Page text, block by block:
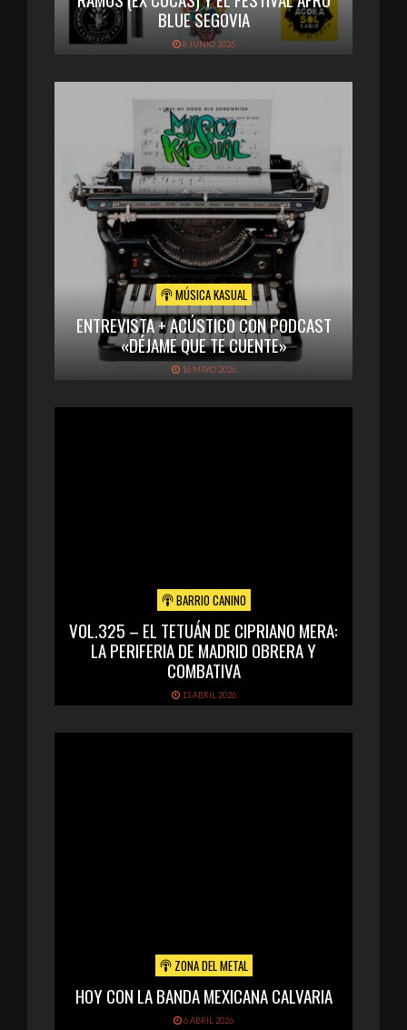
BLUE SEGOVIA
8 JUNIO 2026
MÚSICA KASUAL
ENTREVISTA + ACÚSTICO CON PODCAST
«DÉJAME QUE TE CUENTE»
16 MAYO 2026
BARRIO CANINO
VOL.325 – EL TETUÁN DE CIPRIANO MERA:
LA PERIFERIA DE MADRID OBRERA Y
COMBATIVA
13 ABRIL 2026
ZONA DEL METAL
HOY CON LA BANDA MEXICANA CALVARIA
6 ABRIL 2026